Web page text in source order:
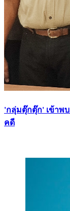
'กลุ่มตุ๊กตุ๊ก' เข้าพ
คดี